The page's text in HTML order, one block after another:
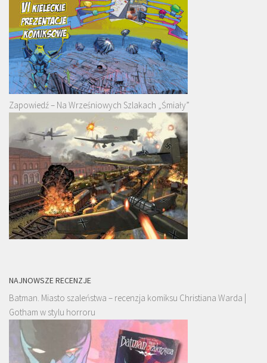
Zapowiedź – Na Wrześniowych Szlakach „Śmiały”
NAJNOWSZE RECENZJE
Batman. Miasto szaleństwa – recenzja komiksu Christiana Warda |
Gotham w stylu horroru